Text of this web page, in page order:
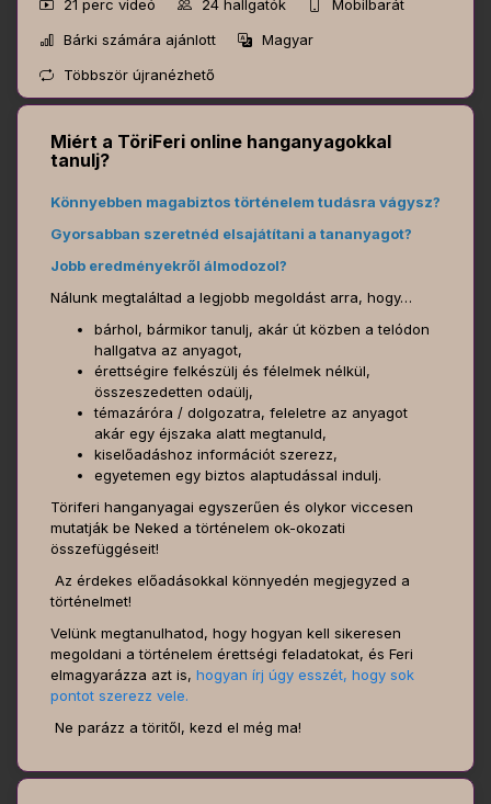
21 perc videó 24 hallgatók
Mobilbarát
Bárki számára ajánlott
Magyar
Többször újranézhető
Miért a TöriFeri online hanganyagokkal
tanulj?
Könnyebben magabiztos történelem tudásra vágysz?
Gyorsabban szeretnéd elsajátítani a tananyagot?
Jobb eredményekről álmodozol?
Nálunk megtaláltad a legjobb megoldást arra, hogy…
bárhol, bármikor tanulj, akár út közben a telódon
hallgatva az anyagot,
érettségire felkészülj és félelmek nélkül,
összeszedetten odaülj,
témazáróra / dolgozatra, feleletre az anyagot
akár egy éjszaka alatt megtanuld,
kiselőadáshoz információt szerezz,
egyetemen egy biztos alaptudással indulj.
Töriferi hanganyagai egyszerűen és olykor viccesen
mutatják be Neked a történelem ok-okozati
összefüggéseit!
Az érdekes előadásokkal könnyedén megjegyzed a
történelmet!
Velünk megtanulhatod, hogy hogyan kell sikeresen
megoldani a történelem érettségi feladatokat, és Feri
elmagyarázza azt is, hogyan írj úgy esszét, hogy sok
pontot szerezz vele.
Ne parázz a töritől, kezd el még ma!